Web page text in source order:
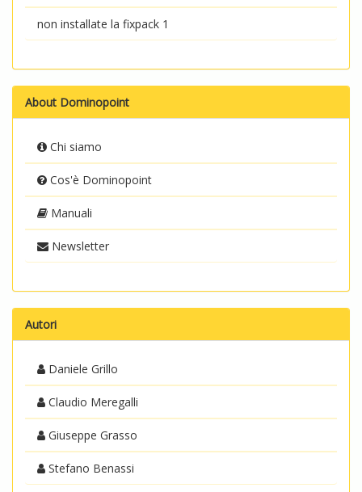
non installate la fixpack 1
About Dominopoint
Chi siamo
Cos'è Dominopoint
Manuali
Newsletter
Autori
Daniele Grillo
Claudio Meregalli
Giuseppe Grasso
Stefano Benassi